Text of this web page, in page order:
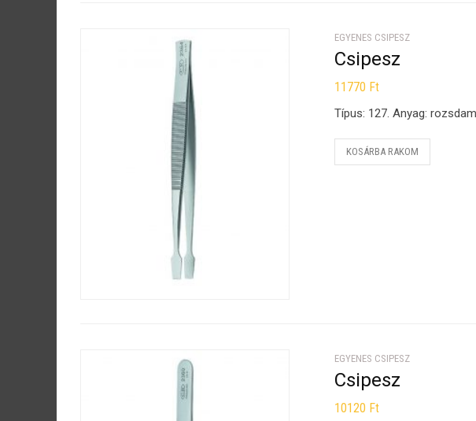
EGYENES CSIPESZ
Csipesz
11770 Ft
Típus: 127. Anyag:
KOSÁRBA RAKOM
EGYENES CSIPESZ
Csipesz
10120 Ft